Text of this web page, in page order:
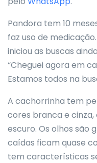
Pandora tem 10
faz uso de
iniciou as buscas
“Cheguei agora em
Estamos todos na
A cachorrinha tem
cores branca e
escuro. Os olhos são
caídas ficam quase
tem características